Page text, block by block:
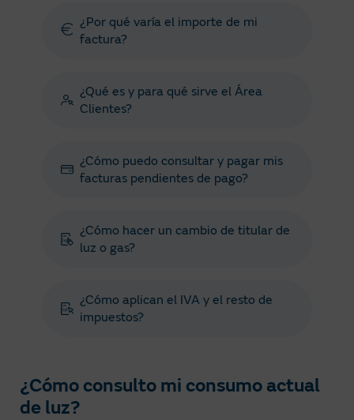
¿Por qué varía el importe de mi
factura?
¿Qué es y para qué sirve el Área
Clientes?
¿Cómo puedo consultar y pagar mis
facturas pendientes de pago?
¿Cómo hacer un cambio de titular de
luz o gas?
¿Cómo aplican el IVA y el resto de
impuestos?
¿Cómo consulto mi consumo actual
de luz?